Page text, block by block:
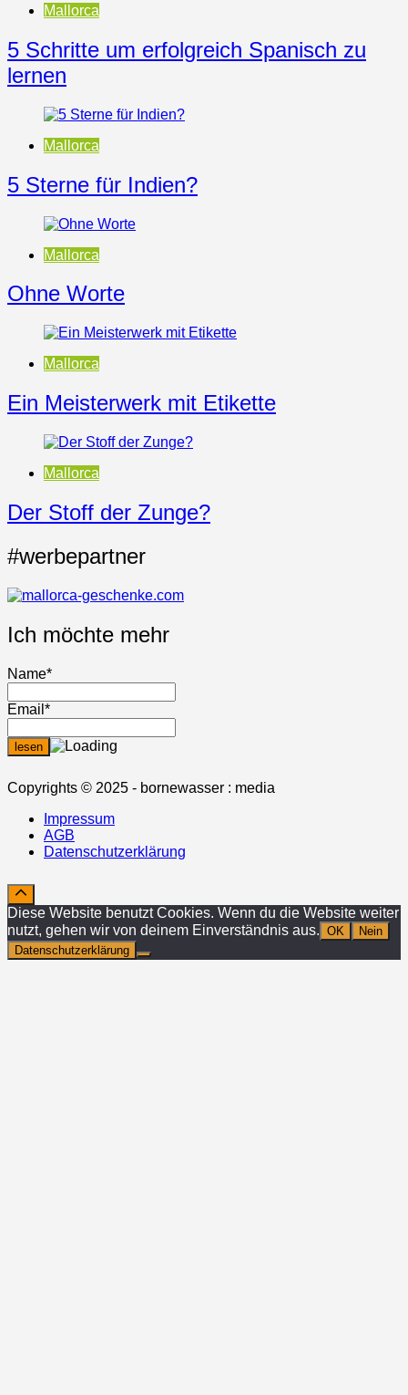
Mallorca
5 Schritte um erfolgreich Spanisch zu
lernen
Mallorca
5 Sterne für Indien?
Mallorca
Ohne Worte
Mallorca
Ein Meisterwerk mit Etikette
Mallorca
Der Stoff der Zunge?
#werbepartner
Ich möchte mehr
Name*
Email*
Copyrights © 2025 - bornewasser : media
Impressum
AGB
Datenschutzerklärung
Diese Website benutzt Cookies. Wenn du die Website weiter
nutzt, gehen wir von deinem Einverständnis aus. OK
Nein
Datenschutzerklärung